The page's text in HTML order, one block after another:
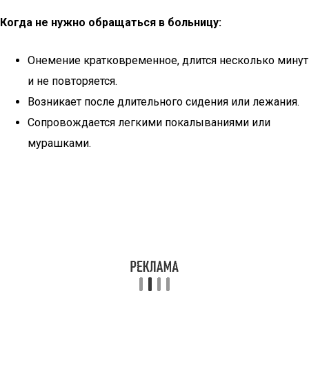
Когда не нужно обращаться в больницу:
Онемение кратковременное, длится несколько минут
и не повторяется.
Возникает после длительного сидения или лежания.
Сопровождается легкими покалываниями или
мурашками.